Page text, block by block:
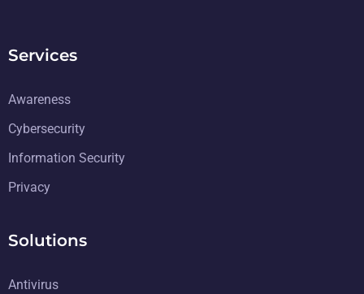
Services
Awareness
Cybersecurity
Information Security
Privacy
Solutions
Antivirus